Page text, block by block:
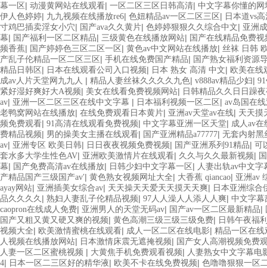
幕一区 | 动漫黄网站在线观看| 一区二区三区日韩高清| 中文字幕你懂的网
伊人色婷婷| 九九视频在线播放re6| 色妞精品av一区二区三区 | 日本道vs
寸鸡巴插卖淫女小穴| 国产ava久久黄片| 色婷婷狠狠久久综合中文| 亚洲
幕| 国产福利一区二区精品| 三级黄色在线播放网站| 国产在线精品免费视
频香蕉| 国产婷婷色三区二区一区 | 黄色av中文网站在线播放| 丝袜 日韩
产乱子伦精品一区二区三区 | 手机在线免费国产精品| 国产熟女福利资源
精品日韩区 | 日本在线观看公司入口视频| 日本 熟女 高清 中文| 欧美在线
成av人片天堂网九九人 | 精品人妻丝袜久久久久九色| v888av精品少妇|
紧好湿好爽好大A视频| 美女在线看免费视频网站| 日韩精品久久日日躁
av| 亚洲一区二区三区在线中文字幕 | 日本福利视频一区二区 | av岛国在
老鸭窝网站在线播放| 在线免费观看日本黄片| 亚洲av天堂av在线| 天天摸
频免费观看| 91高清在线观看免费视频| 中文字幕亚洲一区天堂| 成人av在
费精品视频| 男的操美女主播在线观看| 国产亚洲精品a77777| 无套内射黑
av| 亚洲专区 欧美日韩| 日日夜夜视频免费视频| 国产亚洲系列91精品| 可
套水多大学生性色AV| 亚洲欧美激情片在线观看| 久久与久久最新视频|
幕| 国产免费高清av在线播放| 日韩少妇中文字幕一区 | 人妻出轨av中文字
产精品国产三级国产av′| 黄色熟女视频网址大全| 大香蕉 qiancao| 亚洲av
ayay网站| 亚洲插美女综合av| 天天操天天爱天天摸天天爽| 日本亚洲综合
品久久久久 | 熟妇人妻乱子伦精品视频| 97人人澡人人添人人爽| 中文字幕
caopron在线成人免费| 亚洲男人的天堂无码av| 国产av一区二区最新精品|
国产又粗又黄又硬又爽的视频| 黄色高潮三级三级三级免费| 日韩午夜福
视频大全| 欧美激情蜜桃在线观看| 成人一区二区在线电影| 精品一区在
人视频在线播放网站| 日本激情床震无遮掩视频| 国产女人高潮视频免费
人妻一区二区蜜桃视频 | 大黄焦手机免费观看视频| 人妻熟女中文字幕电
4| 日本一区二三区好的精华液| 欧美不卡在线免费视频| 色噜噜狠狠一区